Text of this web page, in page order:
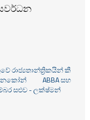
රාජ්‍යතාන්ත්‍රිකයින් කී
ABBA සහ
සළුව - ලක්ෂ්මන්